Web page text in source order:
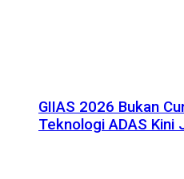
GIIAS 2026 Bukan
Teknologi ADAS Kini